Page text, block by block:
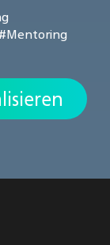
#Mentoring